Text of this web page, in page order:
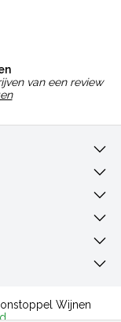
van een review
Wijnen